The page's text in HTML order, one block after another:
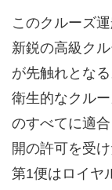
このクルーズ
新鋭の高級ク
が先触れとな
衛生的なクル
のすべてに適
開の許可を受
第1便はロイヤ